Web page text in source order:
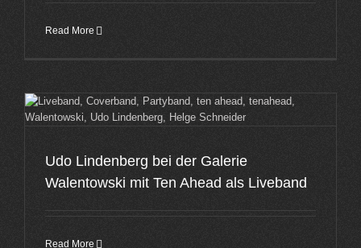
Read More
Udo Lindenberg bei der Galerie
Walentowski mit Ten Ahead als Liveband
Read More